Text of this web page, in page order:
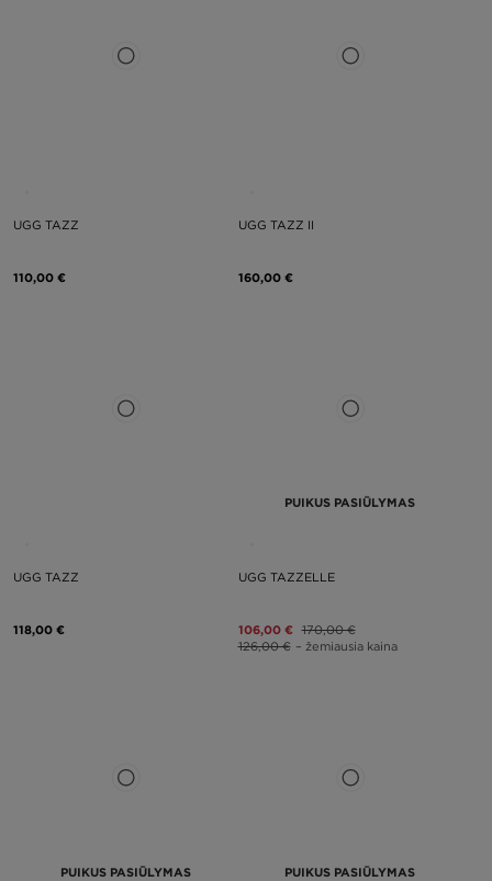
UGG TAZZ
110,00 €
UGG TAZZ II
160,00 €
UGG TAZZ
118,00 €
PUIKUS PASIŪLYMAS
UGG TAZZELLE
106,00 € 170,00 €
126,00 € – žemiausia kaina
PUIKUS PASIŪLYMAS PUIKUS PASIŪLYMAS